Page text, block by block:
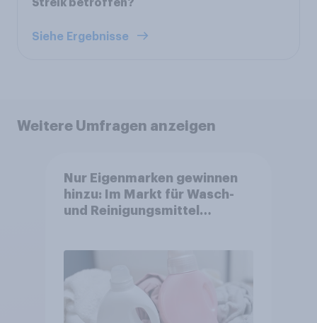
Streik betroffen?
Siehe Ergebnisse
Weitere Umfragen anzeigen
Nur Eigenmarken gewinnen
hinzu: Im Markt für Wasch-
und Reinigungsmittel